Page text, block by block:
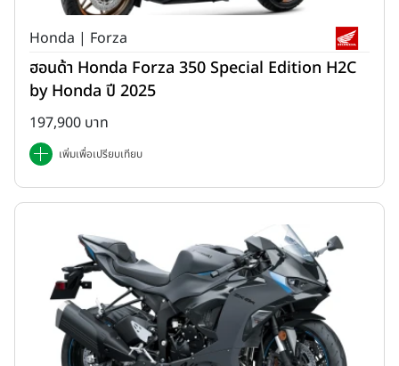
Honda | Forza
ฮอนด้า Honda Forza 350 Special Edition H2C
by Honda ปี 2025
197,900 บาท
เพิ่มเพื่อเปรียบเทียบ